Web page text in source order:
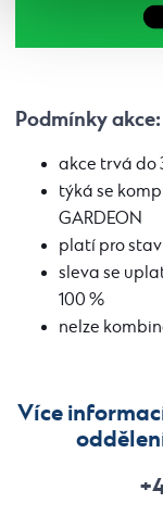
Podmínky akce:
akce trvá do
týká se
GARDEON
platí pro
sleva se
100 %
nelze
Více